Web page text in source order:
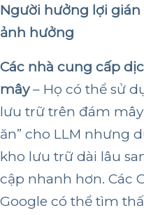
Người hưởng lợi
ảnh hưởng
Các nhà cung cấp
mây– Họ có thể sử
lưu trữ trên đám
ăn” cho LLM nhưng
kho lưu trữ dài lâu
cập nhanh hơn. Các
Google có thể tìm